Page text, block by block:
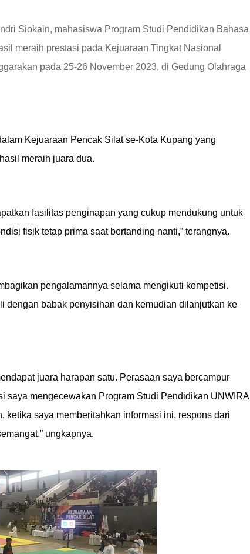
Siokain, mahasiswa Program Studi Pendidikan Bahasa
meraih prestasi pada Kejuaraan Tingkat Nasional
pada 25-26 November 2023, di Gedung Olahraga
Kejuaraan Pencak Silat se-Kota Kupang yang
meraih juara dua.
fasilitas penginapan yang cukup mendukung untuk
fisik tetap prima saat bertanding nanti,” terangnya.
pengalamannya selama mengikuti kompetisi.
dengan babak penyisihan dan kemudian dilanjutkan ke
juara harapan satu. Perasaan saya bercampur
saya mengecewakan Program Studi Pendidikan UNWIRA
ketika saya memberitahkan informasi ini, respons dari
ungkapnya.